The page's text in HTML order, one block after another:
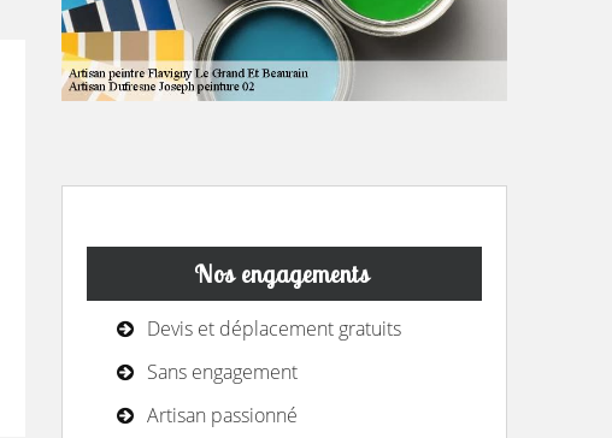
Nos engagements
Devis et déplacement gratuits
Sans engagement
Artisan passionné